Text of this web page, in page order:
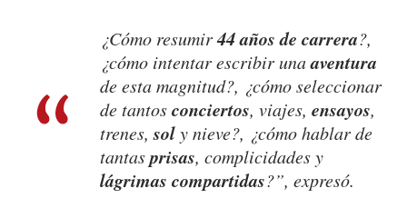
¿Cómo resumir44 años de carrera?,
¿cómo intentar escribir unaaventura
de esta magnitud?, ¿cómo seleccionar
de tantosconciertos, viajes, ensayos,
trenes,soly nieve?, ¿cómo hablar de
tantasprisas, complicidades y
lágrimas compartidas?”, expresó.